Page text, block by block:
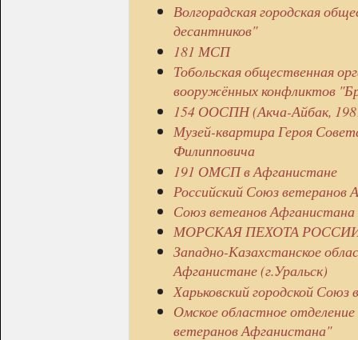
Волгорадская городская
десантников"
181 МСП
Тобольская общественная
вооружённых конфликтов
154 ООСПН (Акча-Айбак,
Музей-квартира Героя
Филипповича
191 ОМСП в Афганистане
Российский Союз ветеранов
Союз ветеанов
МОРСКАЯ ПЕХОТА
Западно-Казахстанское
Афганистане (г.Уральск)
Харьковский городской
Омское областное
ветеранов Афганистана"